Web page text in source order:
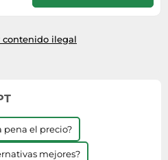
contenido ilegal
pena el precio?
mejores?